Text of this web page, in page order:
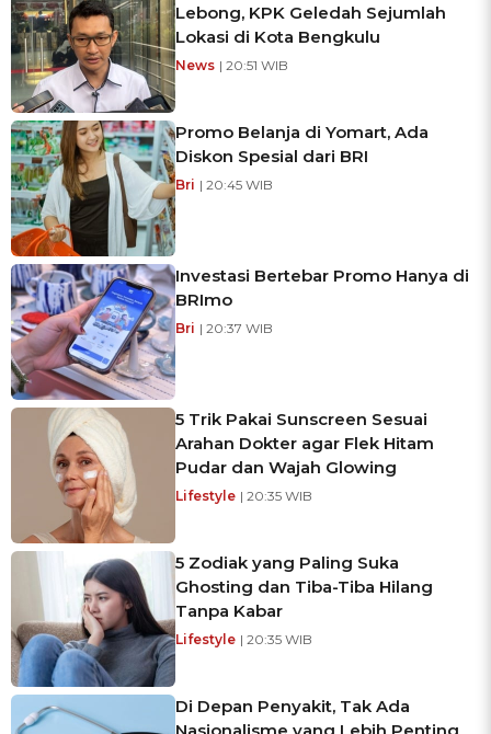
Lebong, KPK Geledah Sejumlah
Lokasi di Kota Bengkulu
News | 20:51 WIB
Promo Belanja di Yomart, Ada
Diskon Spesial dari BRI
Bri | 20:45 WIB
Investasi Bertebar Promo Hanya di
BRImo
Bri | 20:37 WIB
5 Trik Pakai Sunscreen Sesuai
Arahan Dokter agar Flek Hitam
Pudar dan Wajah Glowing
Lifestyle | 20:35 WIB
5 Zodiak yang Paling Suka
Ghosting dan Tiba-Tiba Hilang
Tanpa Kabar
Lifestyle | 20:35 WIB
Di Depan Penyakit, Tak Ada